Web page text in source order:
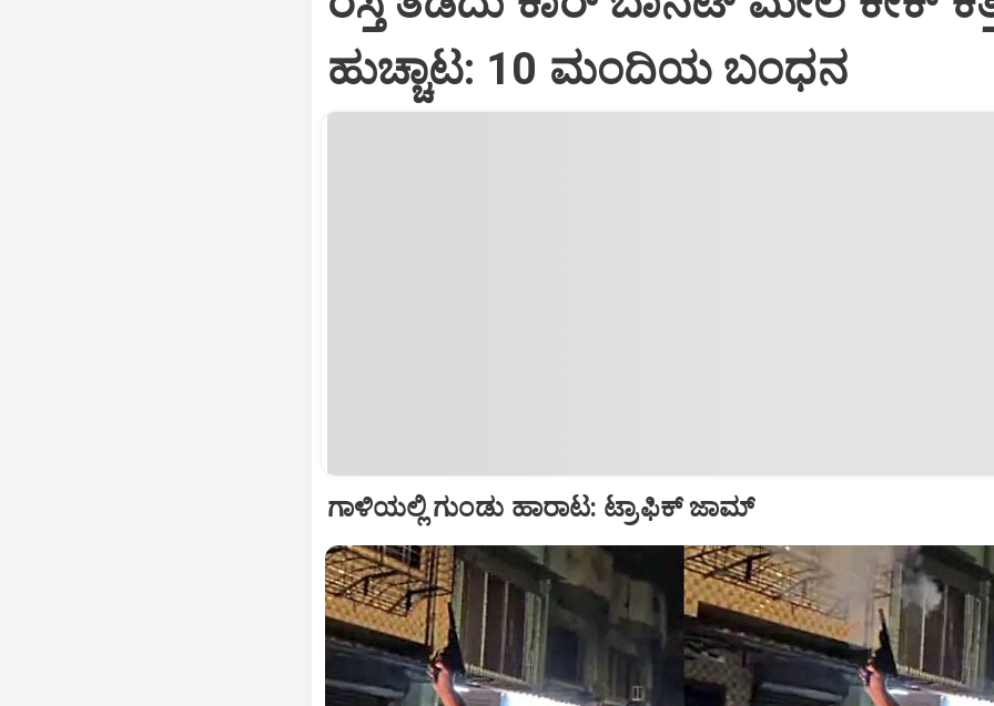
ಹುಚ್ಚಾಟ: 10 ಮಂದಿಯ ಬಂಧನ
ಗಾಳಿಯಲ್ಲಿ ಗುಂಡು ಹಾರಾಟ: ಟ್ರಾಫಿಕ್‌ ಜಾಮ್